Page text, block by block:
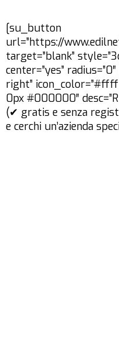
[su_button
url=”https://
target=”blank”
center=”yes”
right”
0px #000000″
(✔ gratis e senza
e cerchi un’azienda